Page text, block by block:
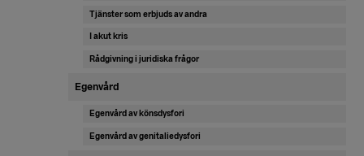
Tjänster som erbjuds av andra
I akut kris
Rådgivning i juridiska frågor
Egenvård
Egenvård av könsdysfori
Egenvård av genitaliedysfori